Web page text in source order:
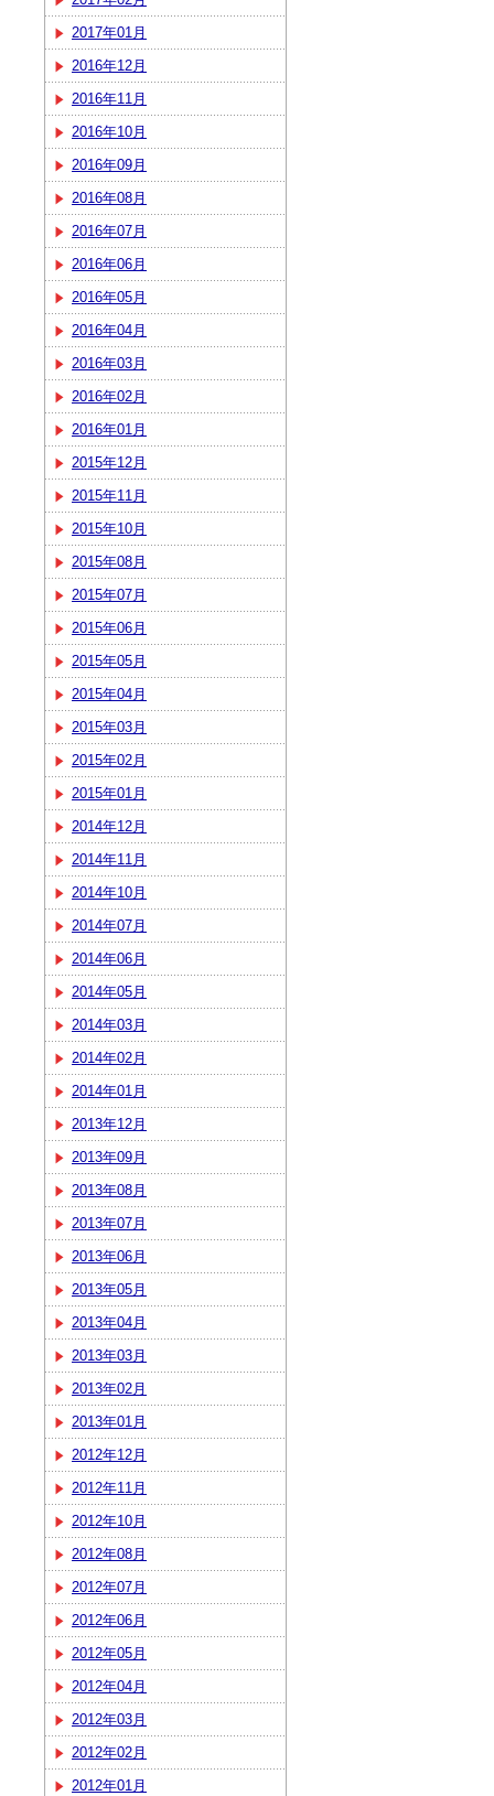
2017年01月
2016年12月
2016年11月
2016年10月
2016年09月
2016年08月
2016年07月
2016年06月
2016年05月
2016年04月
2016年03月
2016年02月
2016年01月
2015年12月
2015年11月
2015年10月
2015年08月
2015年07月
2015年06月
2015年05月
2015年04月
2015年03月
2015年02月
2015年01月
2014年12月
2014年11月
2014年10月
2014年07月
2014年06月
2014年05月
2014年03月
2014年02月
2014年01月
2013年12月
2013年09月
2013年08月
2013年07月
2013年06月
2013年05月
2013年04月
2013年03月
2013年02月
2013年01月
2012年12月
2012年11月
2012年10月
2012年08月
2012年07月
2012年06月
2012年05月
2012年04月
2012年03月
2012年02月
2012年01月